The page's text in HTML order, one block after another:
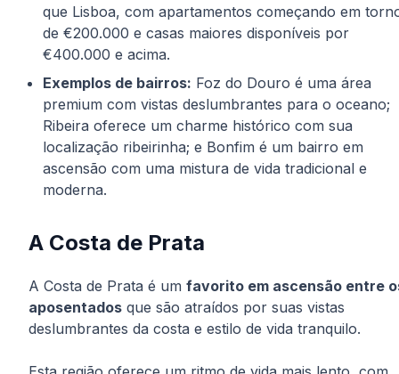
que Lisboa, com apartamentos começando em
de €200.000 e casas maiores disponíveis por
€400.000 e acima.
Exemplos de bairros: Foz do Douro é uma área
premium com vistas deslumbrantes para o oceano;
Ribeira oferece um charme histórico com sua
localização ribeirinha; e Bonfim é um bairro em
ascensão com uma mistura de vida tradicional e
moderna.
A Costa de Prata
A Costa de Prata é um favorito em ascensão entre
aposentados que são atraídos por suas vistas
deslumbrantes da costa e estilo de vida tranquilo.